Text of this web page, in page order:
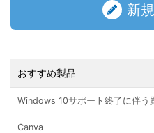
新
おすすめ製品
Windows 10サポート終了に伴う
Canva